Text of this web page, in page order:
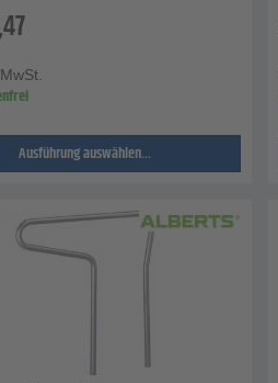
Ausführung auswählen...